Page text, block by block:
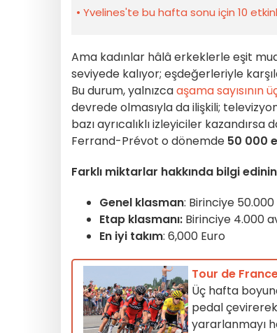
Yvelines'te bu hafta sonu için 10
Ama kadınlar hâlâ erkeklerle eşit
seviyede kalıyor; eşdeğerleriyle
Bu durum, yalnızcaaşama sayısının
devrede olmasıyla da ilişkili;
bazı ayrıcalıklı izleyiciler
Ferrand-Prévot o dönemde 50 000
Farklı miktarlar hakkında bilgi
Genel klasman: Birinciye
Etap klasmanı: Birinciye 4.000
En iyi takım: 6,000 Euro
Tour de
Üç hafta
pedal
yararlanmayı